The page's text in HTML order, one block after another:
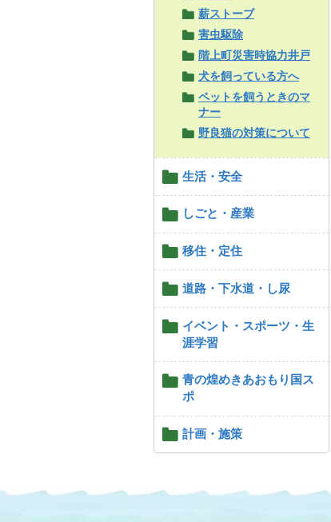
薪ストーブ
害虫駆除
階上町災害時協力井戸
犬を飼っている方へ
ペットを飼うときのマ
ナー
野良猫の対策について
生活・安全
しごと・産業
移住・定住
道路・下水道・し尿
イベント・スポーツ・生
涯学習
青の煌めきあおもり国ス
ポ
計画・施策